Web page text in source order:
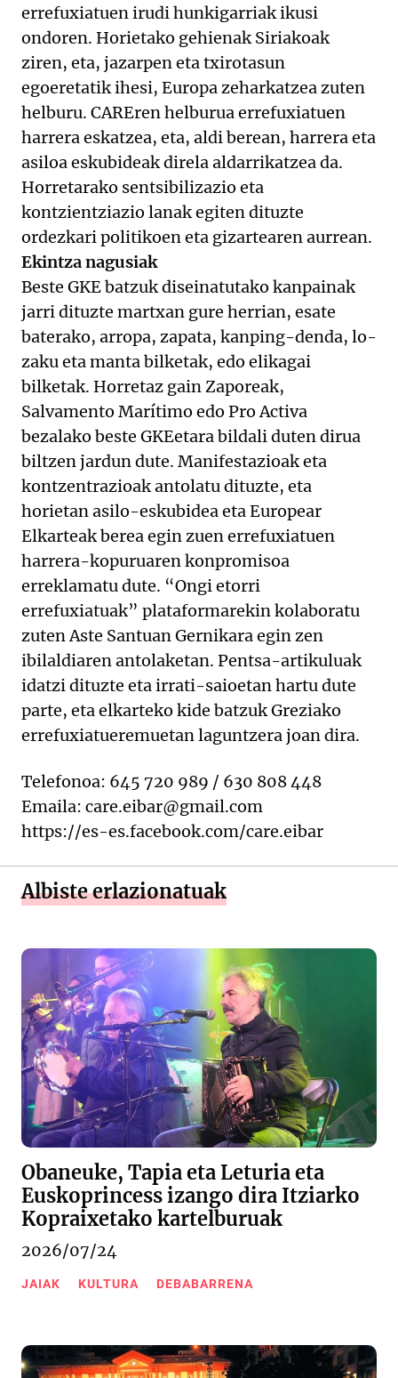
errefuxiatuen irudi hunkigarriak ikusi
ondoren. Horietako gehienak Siriakoak
ziren, eta, jazarpen eta txirotasun
egoeretatik ihesi, Europa zeharkatzea zuten
helburu. CAREren helburua errefuxiatuen
harrera eskatzea, eta, aldi berean, harrera eta
asiloa eskubideak direla aldarrikatzea da.
Horretarako sentsibilizazio eta
kontzientziazio lanak egiten dituzte
ordezkari politikoen eta gizartearen aurrean.
Ekintza nagusiak
Beste GKE batzuk diseinatutako kanpainak
jarri dituzte martxan gure herrian, esate
baterako, arropa, zapata, kanping-denda, lo-
zaku eta manta bilketak, edo elikagai
bilketak. Horretaz gain Zaporeak,
Salvamento Marítimo edo Pro Activa
bezalako beste GKEetara bildali duten dirua
biltzen jardun dute. Manifestazioak eta
kontzentrazioak antolatu dituzte, eta
horietan asilo-eskubidea eta Europear
Elkarteak berea egin zuen errefuxiatuen
harrera-kopuruaren konpromisoa
erreklamatu dute. “Ongi etorri
errefuxiatuak” plataformarekin kolaboratu
zuten Aste Santuan Gernikara egin zen
ibilaldiaren antolaketan. Pentsa-artikuluak
idatzi dituzte eta irrati-saioetan hartu dute
parte, eta elkarteko kide batzuk Greziako
errefuxiatueremuetan laguntzera joan dira.
Telefonoa: 645 720 989 / 630 808 448
Emaila: care.eibar@gmail.com
https://es-es.facebook.com/care.eibar
Albiste erlazionatuak
Obaneuke, Tapia eta Leturia eta
Euskoprincess izango dira Itziarko
Kopraixetako kartelburuak
2026/07/24
JAIAK KULTURA DEBABARRENA